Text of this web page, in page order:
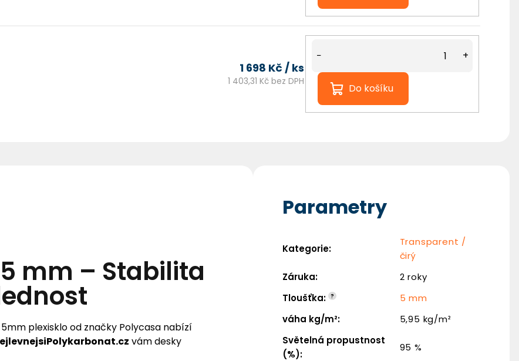
1 698 Kč / ks
1 403,31 Kč bez DPH
+
−
Do košíku
mm – Stabilita
plexisklo od značky Polycasa nabízí
vám desky
Parametry
Kategorie:
Transparent /
čirý
Záruka:
2 roky
Tloušťka: ?
5 mm
váha kg/m²:
5,95 kg/m²
Světelná propustnost
(%):
95 %